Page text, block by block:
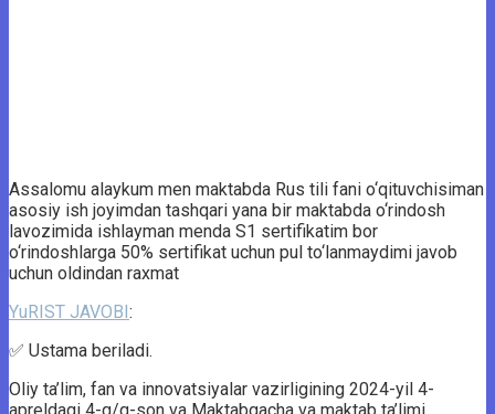
Assalomu alaykum men maktabda Rus tili fani o‘qituvchisiman
asosiy ish joyimdan tashqari yana bir maktabda o‘rindosh
lavozimida ishlayman menda S1 sertifikatim bor
o‘rindoshlarga 50% sertifikat uchun pul to‘lanmaydimi javob
uchun oldindan raxmat
YuRIST JAVOBI:
✅ Ustama beriladi.
Oliy ta’lim, fan va innovatsiyalar vazirligining 2024-yil 4-